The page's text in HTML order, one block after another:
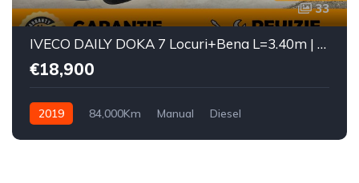
33
IVECO DAILY DOKA 7 Locuri+Bena L=3.40m | Motor 3.0 |
€18,900
2019 84,000Km Manual Diesel